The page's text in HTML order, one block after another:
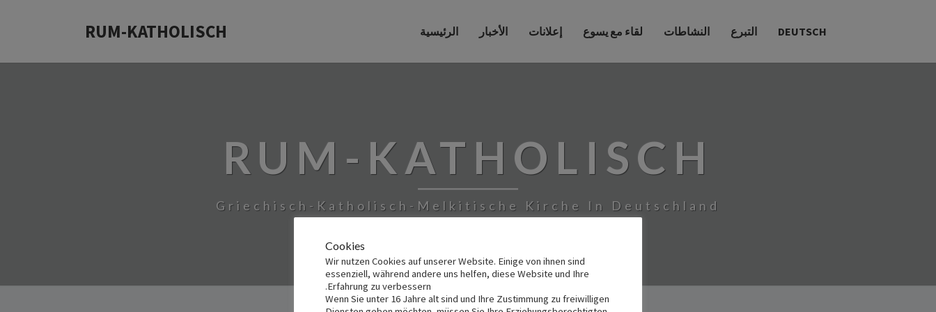
RUM-KATHOLISCH الرئيسية الأخبار إعلانات لقاء مع يسوع النشاطات التبرع DEUTSCH
RUM-KATHOLISCH
Griechisch-Katholisch-Melkitische Kirche In Deutschland
Cookies
Wir nutzen Cookies auf unserer Website. Einige von ihnen sind
essenziell, während andere uns helfen, diese Website und Ihre
Erfahrung zu verbessern.
Wenn Sie unter 16 Jahre alt sind und Ihre Zustimmung zu freiwilligen